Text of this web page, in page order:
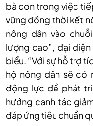
bà con trong việc
vững đồng thời kết
nông dân vào
lượng cao”, đại diện
biểu. “Với sự hỗ trợ
hộ nông dân sẽ có
động lực để phát
hướng canh tác
đáp ứng tiêu chuẩn